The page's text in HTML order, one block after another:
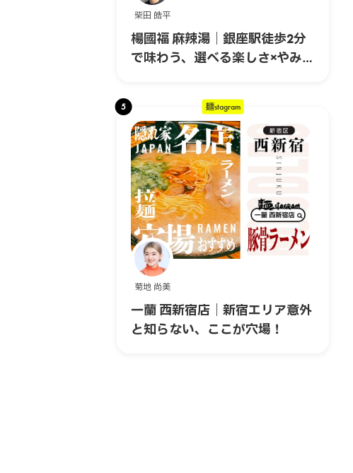
柴田 皓平
楊國福 麻辣湯｜銀座駅徒歩2分
で味わう、選べる楽しさ×やみつ
5
菊地 尚美
麺stagram
一蘭 西新宿店｜新宿エリア意外
と知らない、ここが穴場！